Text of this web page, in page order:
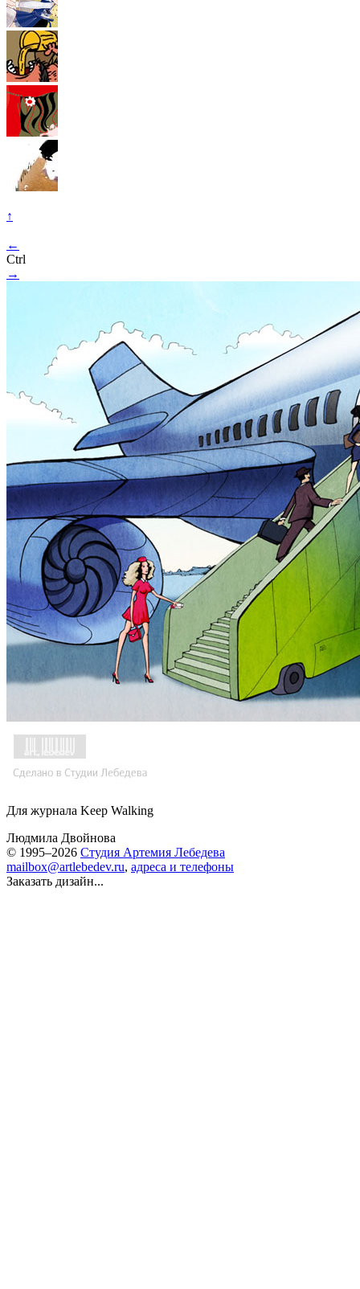
↑
←
Ctrl
→
Для журнала Keep Walking
Людмила Двойнова
© 1995–2026 Студия Артемия Лебедева
mailbox@artlebedev.ru, адреса и телефоны
Заказать дизайн...